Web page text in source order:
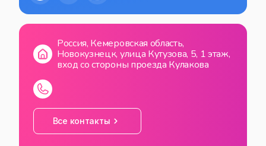
Россия, Кемеровская область,
Новокузнецк, улица Кутузова, 5, 1 этаж,
вход со стороны проезда Кулакова
Все контакты